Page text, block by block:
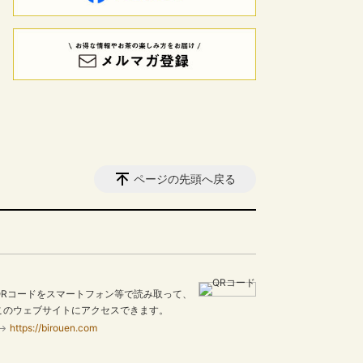
ページの先頭へ戻る
コードをスマートフォン等で読み取って、
のウェブサイトにアクセスできます。
https://birouen.com